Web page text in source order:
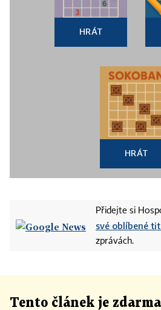
HRÁT
HRÁT
Přidejte si
své oblíbené
zprávách.
Tento článek je